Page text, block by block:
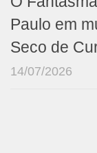
Paulo em
Seco de
14/07/2026